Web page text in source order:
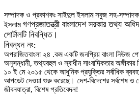
সম্পাদক ও প্রকাশকঃ সাইদুল ইসলাম সবুজ সহ-
ইসলামগণপ্রজাতন্ত্রী বাংলাদেশ সরকার তথ্য
পোর্টালটি নিবন্ধিত।
নিবন্ধন নং:
অপরাজিতবাংলা ২৪ .কম একটি জনপ্রিয় বাংলা নিউজ
অনুসন্ধানী, তথ্যবহুল ও স্বাধীন সাংবাদিকতার
১০ ই মে ২০১৫ থেকে আধুনিক প্রযুক্তির সর্বাধিক
আপডেট দেওয়া শুরু করেছে। দেশ-বিদেশের সর্বশেষ ও
জীবনযাত্রা, বিশেষ প্রতিবেদন!